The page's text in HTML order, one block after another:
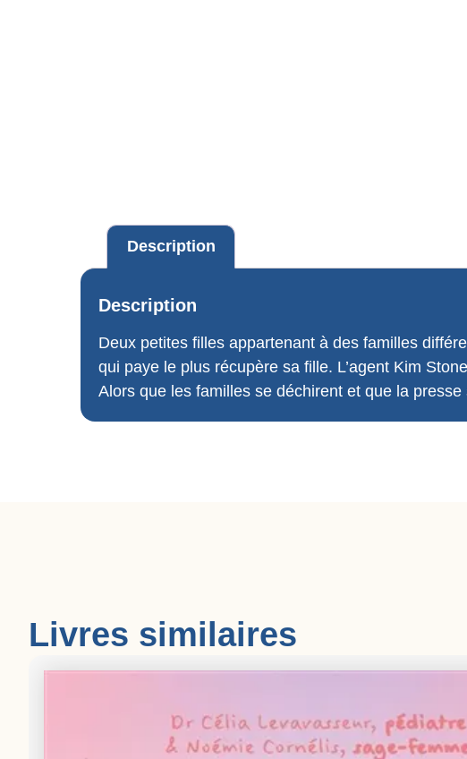
Description
Description
Deux petites filles appartenant à des familles
qui paye le plus récupère sa fille. L’agent Kim
Alors que les familles se déchirent et que la
Livres similaires